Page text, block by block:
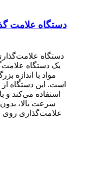
دستگاه علامت
دستگاه
یک دستگاه
مواد با اندازه
است. این دستگاه از
استفاده می‌کند و
سرعت بالا،
علامت‌گذاری روی